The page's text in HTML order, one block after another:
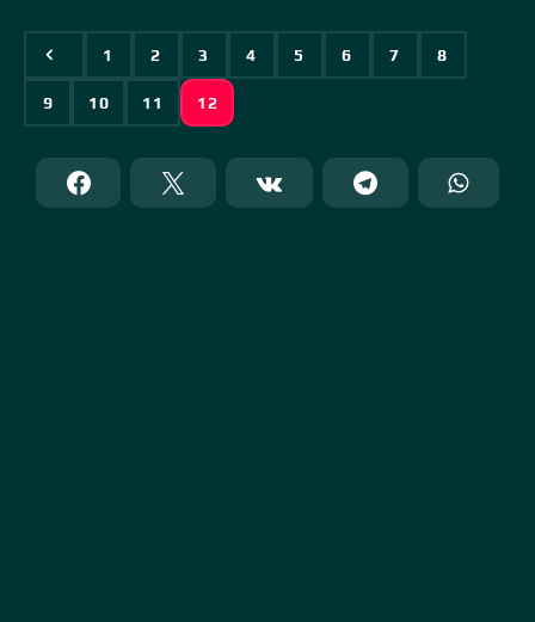
1 2 3 4 5 6 7 8
9 10 11 12